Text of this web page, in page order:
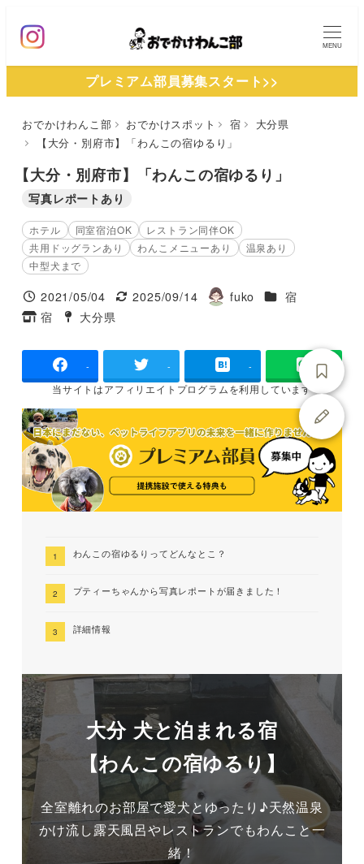
ン
MENU
プレミアム部員募集スタート>>
おでかけわんこ部 おでかけスポット 宿
大分県
【大分・別府市】「わんこの宿ゆるり」
【大分・別府市】「わんこの宿ゆるり」
写真レポートあり
ホテル 同室宿泊OK
レストラン同伴OK
共用ドッグランあり
わんこメニューあり
温泉あり
中型犬まで
投稿日
2021/05/04
更新日
2025/09/14
著
fuko 施設ジャンル
宿
タグ
宿
タグ
大分県
- - -
当サイトはアフィリエイトプログラムを利用しています
わんこの宿ゆるりってどんなとこ？
プティーちゃんから写真レポートが届きました！
詳細情報
大分 犬と泊まれる宿
【わんこの宿ゆるり】
全室離れのお部屋で愛犬とゆったり♪天然温泉
かけ流し露天風呂やレストランでもわんこと一
緒！